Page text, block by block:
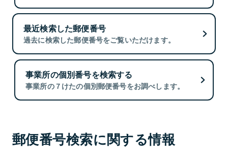
最近検索した郵便番号
過去に検索した郵便番号をご覧いただけます。
事業所の個別番号を検索する
事業所の７けたの個別郵便番号をお調べします。
郵便番号検索に関する情報